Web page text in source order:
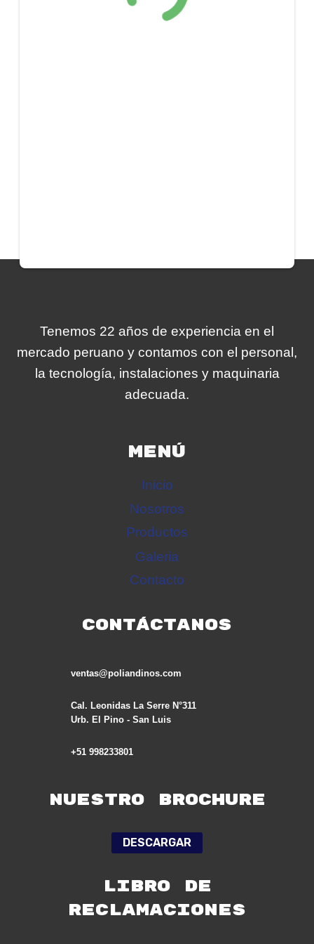
Tenemos 22 años de experiencia en el
mercado peruano y contamos con el personal,
la tecnología, instalaciones y maquinaria
adecuada.
MENÚ
Inicio
Nosotros
Productos
Galeria
Contacto
CONTÁCTANOS
ventas@poliandinos.com
Cal. Leonidas La Serre N°311
Urb. El Pino - San Luis
+51 998233801
Nuestro Brochure
DESCARGAR
LIBRO DE
RECLAMACIONES